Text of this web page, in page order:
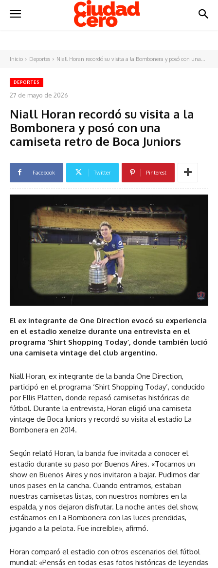
Inicio Deportes Niall Horan recordó su visita a la Bombonera y posó con una...
DEPORTES
27 de mayo de 2026
Niall Horan recordó su visita a la
Bombonera y posó con una
camiseta retro de Boca Juniors
Facebook Twitter Pinterest
El ex integrante de One Direction evocó su experiencia
en el estadio xeneize durante una entrevista en el
programa ‘Shirt Shopping Today’, donde también lució
una camiseta vintage del club argentino.
Niall Horan, ex integrante de la banda One Direction,
participó en el programa ‘Shirt Shopping Today’, conducido
por Ellis Platten, donde repasó camisetas históricas de
fútbol. Durante la entrevista, Horan eligió una camiseta
vintage de Boca Juniors y recordó su visita al estadio La
Bombonera en 2014.
Según relató Horan, la banda fue invitada a conocer el
estadio durante su paso por Buenos Aires. «Tocamos un
show en Buenos Aires y nos invitaron a bajar. Pudimos dar
unos pases en la cancha. Cuando entramos, estaban
nuestras camisetas listas, con nuestros nombres en la
espalda, y nos dejaron disfrutar. La noche antes del show,
estábamos en La Bombonera con las luces prendidas,
jugando a la pelota. Fue increíble», afirmó.
Horan comparó el estadio con otros escenarios del fútbol
mundial: «Pensás en todas esas fotos históricas de leyendas